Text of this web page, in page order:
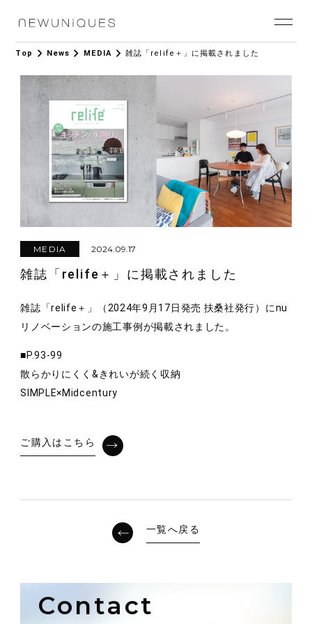
Top News MEDIA 雑誌「relife＋」に掲載されました
MEDIA 2024.09.17
雑誌「relife＋」に掲載されました
雑誌「relife＋」（2024年9月17日発売 扶桑社発行）にnu
リノベーションの施工事例が掲載されました。
■P.93-99
散らかりにくく&きれいが続く収納
SIMPLE×Midcentury
ご購入はこちら
一覧へ戻る
Contact